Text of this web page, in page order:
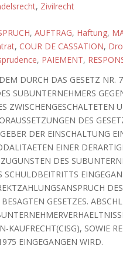
, Zivilrecht
, AUFTRAG, Haftung,
, COUR DE CASSATION,
, PAIEMENT,
DURCH DAS GESETZ
SUBUNTERNEHMERS
ZWISCHENGESCHALTETEN
DES
DER EINSCHALTUNG
EINER
DES
SCHULDBEITRITTS
GESETZES.
KAUFRECHT(CISG), SOWIE
EINGEGANGEN WIRD.